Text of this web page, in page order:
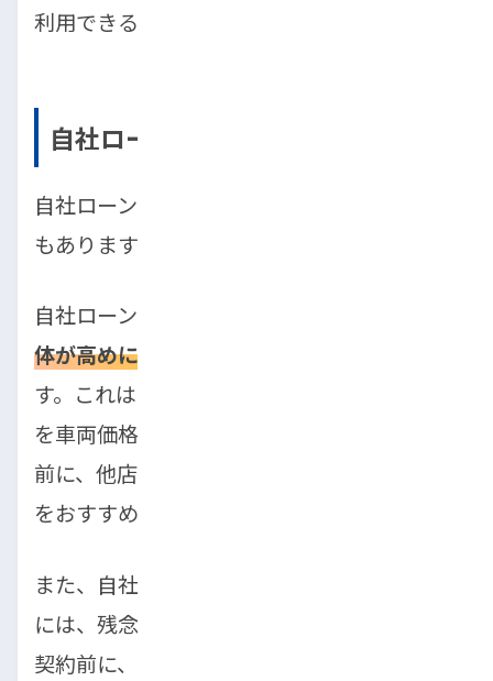
利用できるわけではありません。
自社ローンを利用する際の注意点
自社ローンは便利な反面、いくつかの注意点
もあります。
自社ローンでは、金利の代わりに
体が高めに設定されている
す。これは、販売店がリスクを負う分、利益
を車両価格に上乗せしているためです。購入
前に、他店の同じ車種と価格を比較すること
をおすすめします。
また、自社ローンを提供している販売店の中
には、残念ながら悪質な業者も存在します。
契約前に、口コミや実績を確認し、信頼でき